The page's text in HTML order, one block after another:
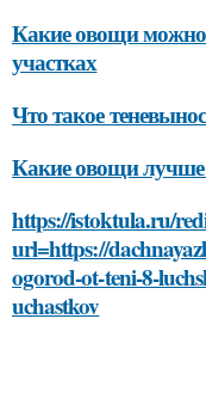
Какие овощи
участках
Что такое
Какие овощи лучше
https://istoktula.ru/
url=https://
ogorod-ot-teni-8-
uchastkov